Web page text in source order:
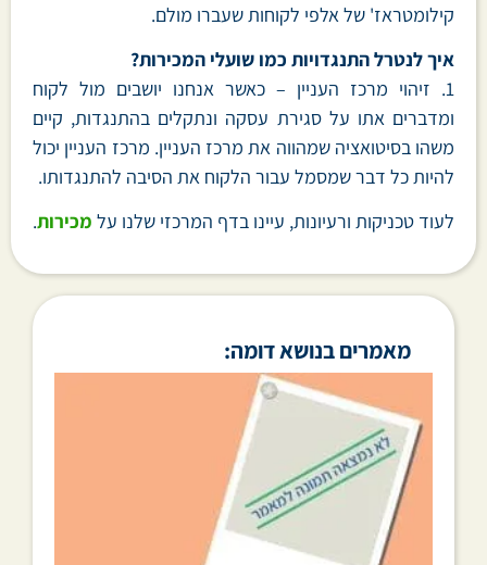
קילומטראז' של אלפי לקוחות שעברו מולם.
איך לנטרל התנגדויות כמו שועלי המכירות?
1. זיהוי מרכז העניין – כאשר אנחנו יושבים מול לקוח
ומדברים אתו על סגירת עסקה ונתקלים בהתנגדות, קיים
משהו בסיטואציה שמהווה את מרכז העניין. מרכז העניין יכול
להיות כל דבר שמסמל עבור הלקוח את הסיבה להתנגדותו.
לעוד טכניקות ורעיונות, עיינו בדף המרכזי שלנו על מכירות.
מאמרים בנושא דומה: